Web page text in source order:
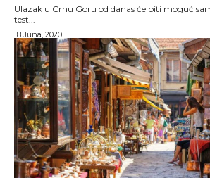
Ulazak u Crnu Goru od danas će biti moguć
test...
18 Juna, 2020